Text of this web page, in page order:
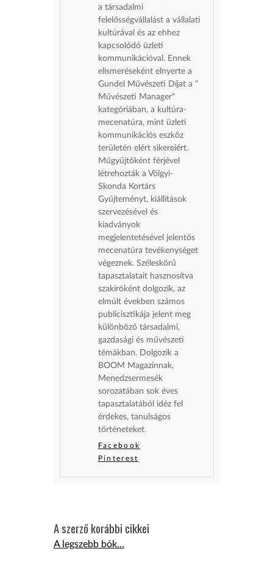
a társadalmi
felelősségvállalást a vállalati
kultúrával és az ehhez
kapcsolódó üzleti
kommunikációval. Ennek
elismeréseként elnyerte a
Gundel Művészeti Díjat a "
Művészeti Manager"
kategóriában, a kultúra-
mecenatúra, mint üzleti
kommunikációs eszköz
területén elért sikereiért.
Műgyűjtőként férjével
létrehozták a Völgyi-
Skonda Kortárs
Gyűjteményt, kiállítások
szervezésével és
kiadványok
megjelentetésével jelentős
mecenatúra tevékenységet
végeznek. Széleskörű
tapasztalatait hasznosítva
szakíróként dolgozik, az
elmúlt években számos
publicisztikája jelent meg
különböző társadalmi,
gazdasági és művészeti
témákban. Dolgozik a
BOOM Magazinnak,
Menedzsermesék
sorozatában sok éves
tapasztalatából idéz fel
érdekes, tanulságos
történeteket.
Facebook
Pinterest
A szerző korábbi cikkei
A legszebb bók…